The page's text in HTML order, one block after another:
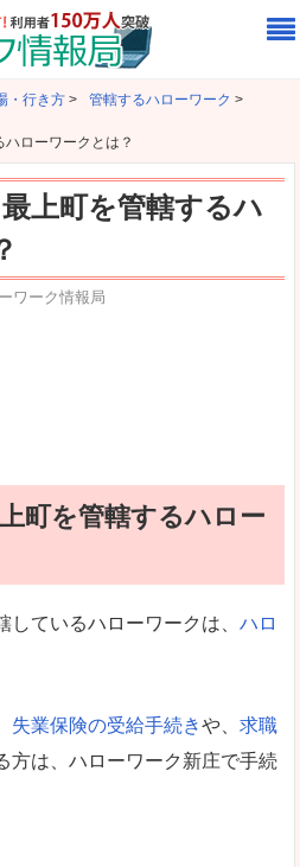
・行き方 > 管轄するハローワーク >
ローワークとは？
上町を管轄するハ
ワーク情報局
町を管轄するハロー
ているハローワークは、 ハロ
失業保険の受給手続きや、 求職
方は、ハローワーク新庄で手続